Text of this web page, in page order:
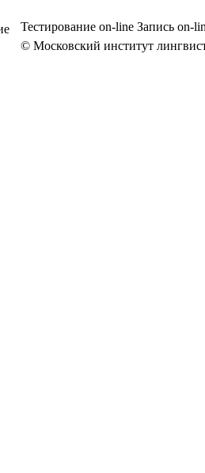
Тестирование on-line Запись on-
© Московский институт